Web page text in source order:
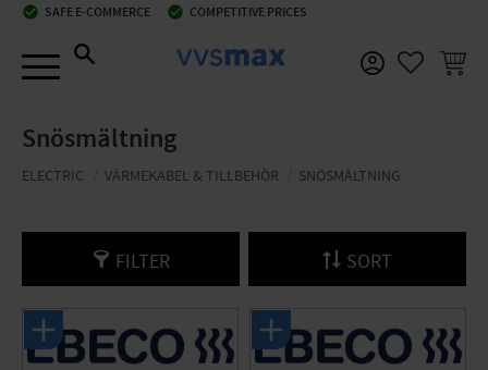
check_circle SAFE E-COMMERCE check_circle COMPETITIVE PRICES
BASKET
Snösmältning
ELECTRIC VÄRMEKABEL & TILLBEHÖR SNÖSMÄLTNING
FILTER SORT